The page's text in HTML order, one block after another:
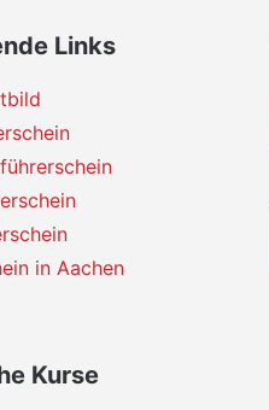
Links
in Aachen
Kurse